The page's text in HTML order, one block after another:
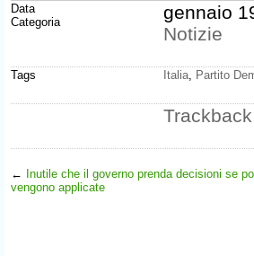
Data
Categoria
gennaio
Notizie
Tags Italia Partito
Trackback
←
Inutile che il governo prenda decisioni se
vengono applicate